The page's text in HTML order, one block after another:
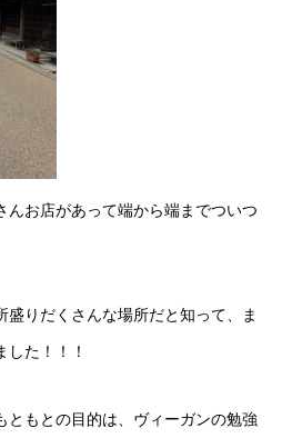
んお店があって端から端までついつ
りだくさんな場所だと知って、ま
した！！！
ともとの目的は、ヴィーガンの勉強